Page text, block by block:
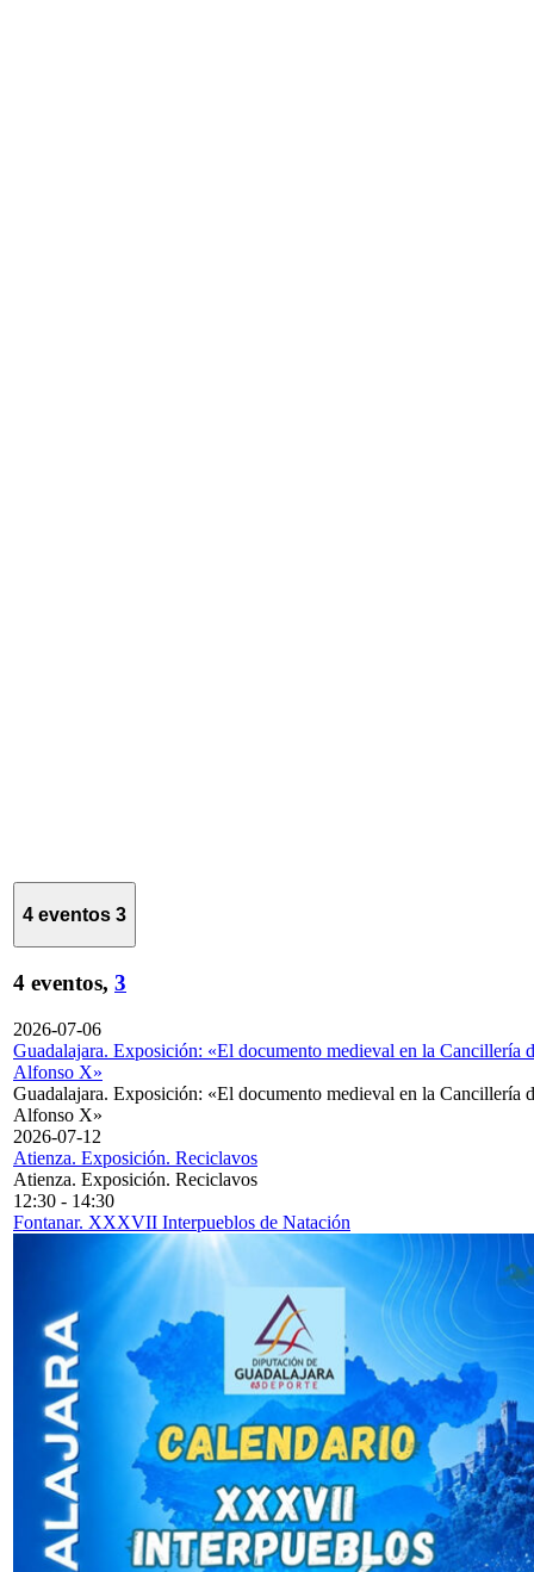
4 eventos 3
4 eventos, 3
2026-07-06
Guadalajara. Exposición: «El documento medieval en la Cancillería
Alfonso X»
Guadalajara. Exposición: «El documento medieval en la Cancillería
Alfonso X»
2026-07-12
Atienza. Exposición. Reciclavos
Atienza. Exposición. Reciclavos
12:30 - 14:30
Fontanar. XXXVII Interpueblos de Natación